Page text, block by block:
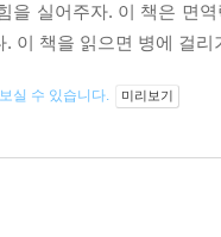
을 실어주자. 이 책은 면
. 이 책을 읽으면 병에 걸
실 수 있습니다. 미리보기